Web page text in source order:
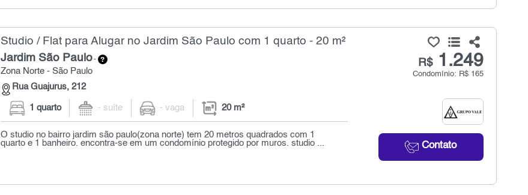
Studio / Flat para Alugar no Jardim São Paulo com 1 quarto - 20 m²
Jardim São Paulo-
Zona Norte - São Paulo
Rua Guajurus, 212
R$1.249
Condomínio: R$ 165
Contato
1 quarto - suíte - vaga 20 m²
O studio no bairro jardim são paulo(zona norte) tem 20 metros quadrados com 1
quarto e 1 banheiro. encontra-se em um condomínio protegido por muros. studio ...